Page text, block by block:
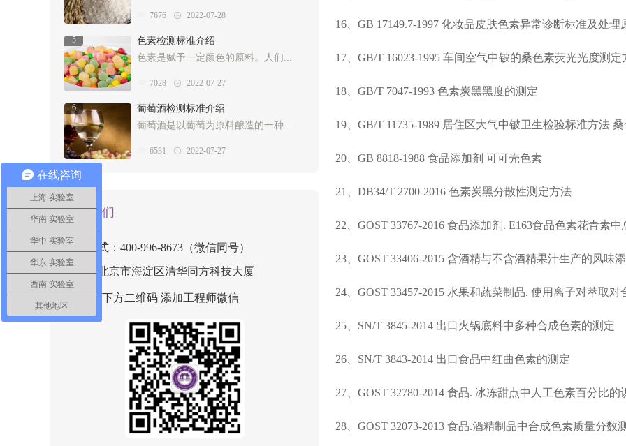
7676 2022-07-28
5
色素检测标准介绍
色素是赋予一定颜色的原料。人们...
7028 2022-07-27
6
葡萄酒检测标准介绍
葡萄酒是以葡萄为原料酿造的一种...
6531 2022-07-27
联系我们
联系方式：400-996-8673（微信同号）
地址：北京市海淀区清华同方科技大厦
扫描下方二维码 添加工程师微信
16、GB 17149.7-1997 化妆品皮肤色素异常诊断标准及处理
17、GB/T 16023-1995 车间空气中铍的桑色素荧光光度测定
18、GB/T 7047-1993 色素炭黑黑度的测定
19、GB/T 11735-1989 居住区大气中铍卫生检验标准方法
20、GB 8818-1988 食品添加剂 可可壳色素
21、DB34/T 2700-2016 色素炭黑分散性测定方法
22、GOST 33767-2016 食品添加剂. E163食品色素花青素
23、GOST 33406-2015 含酒精与不含酒精果汁生产的风味
24、GOST 33457-2015 水果和蔬菜制品. 使用离子对萃取
25、SN/T 3845-2014 出口火锅底料中多种合成色素的测定
26、SN/T 3843-2014 出口食品中红曲色素的测定
27、GOST 32780-2014 食品. 冰冻甜点中人工色素百分比
28、GOST 32073-2013 食品.酒精制品中合成色素质量分数
在线咨询
上海 实验室
华南 实验室
华中 实验室
华东 实验室
西南 实验室
其他地区